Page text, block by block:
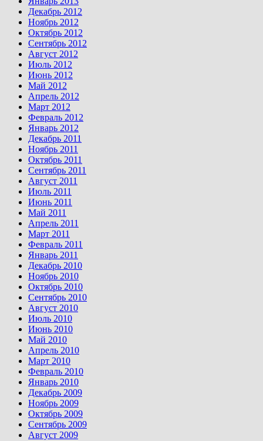
Декабрь 2012
Ноябрь 2012
Октябрь 2012
Сентябрь 2012
Август 2012
Июль 2012
Июнь 2012
Май 2012
Апрель 2012
Март 2012
Февраль 2012
Январь 2012
Декабрь 2011
Ноябрь 2011
Октябрь 2011
Сентябрь 2011
Август 2011
Июль 2011
Июнь 2011
Май 2011
Апрель 2011
Март 2011
Февраль 2011
Январь 2011
Декабрь 2010
Ноябрь 2010
Октябрь 2010
Сентябрь 2010
Август 2010
Июль 2010
Июнь 2010
Май 2010
Апрель 2010
Март 2010
Февраль 2010
Январь 2010
Декабрь 2009
Ноябрь 2009
Октябрь 2009
Сентябрь 2009
Август 2009